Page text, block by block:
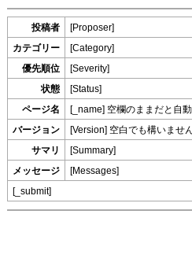
投稿者 [Proposer]
カテゴリー [Category]
優先順位 [Severity]
状態 [Status]
ページ名 [_name] 空欄のままだと自
バージョン [Version] 空白でも構いませ
サマリ [Summary]
メッセージ [Messages]
[_submit]